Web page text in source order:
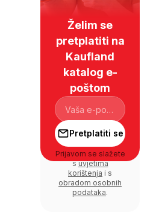
Želim se
pretplatiti na
Kaufland
katalog e-
poštom
Pretplatiti se
Prijavom se slažete
suvjetima
korištenja i s
obradom osobnih
podataka.